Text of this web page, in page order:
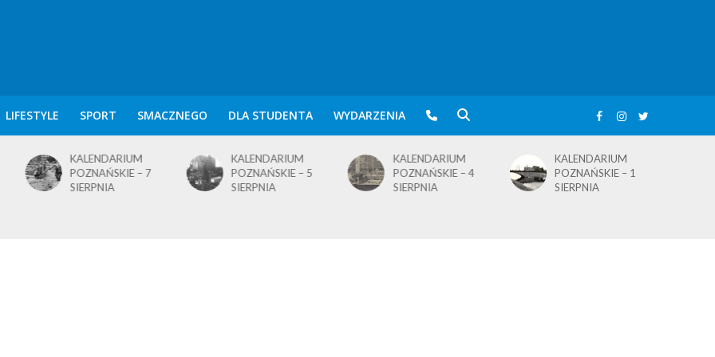
LIFESTYLE SPORT SMACZNEGO DLA STUDENTA WYDARZENIA
KALENDARIUM
POZNAŃSKIE – 7
SIERPNIA
KALENDARIUM
POZNAŃSKIE – 5
SIERPNIA
KALENDARIUM
POZNAŃSKIE – 4
SIERPNIA
KALENDARIUM
POZNAŃSKIE – 1
SIERPNIA